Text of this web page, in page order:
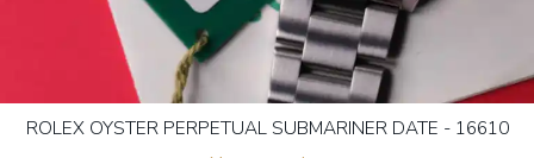
ROLEX OYSTER PERPETUAL SUBMARINER DATE - 16610